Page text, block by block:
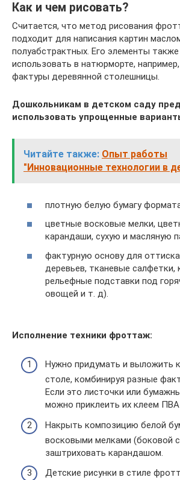
Как и чем рисовать?
Считается, что метод рисования
подходит для написания картин
полуабстрактных. Его элементы
использовать в натюрморте,
фактуры деревянной столешницы.
Дошкольникам в детском саду
использовать упрощенные
Читайте также: Опыт работы
"Инновационные технологии в
плотную белую бумагу
цветные восковые мелки,
карандаши, сухую и масляную
фактурную основу для
деревьев, тканевые салфетки,
рельефные подставки под
овощей и т. д).
Исполнение техники фроттаж:
Нужно придумать и выложить
столе, комбинируя разные
Если это листочки или
можно приклеить их клеем ПВА
Накрыть композицию белой
восковыми мелками (боковой
заштриховать карандашом.
Детские рисунки в стиле